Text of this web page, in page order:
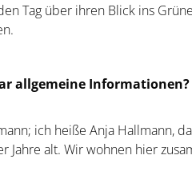
Tag über ihren Blick ins
allgemeine
ich heiße Anja Hallmann,
Jahre alt. Wir wohnen hier